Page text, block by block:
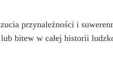
przynależności i
bitew w całej historii